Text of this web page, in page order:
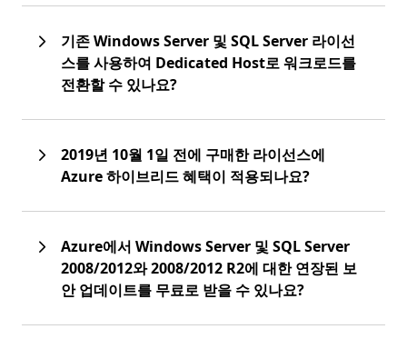
기존 Windows Server 및 SQL Server 라이선
스를 사용하여 Dedicated Host로 워크로드를
전환할 수 있나요?
2019년 10월 1일 전에 구매한 라이선스에
Azure 하이브리드 혜택이 적용되나요?
Azure에서 Windows Server 및 SQL Server
2008/2012와 2008/2012 R2에 대한 연장된 보
안 업데이트를 무료로 받을 수 있나요?